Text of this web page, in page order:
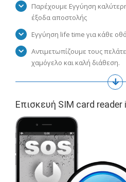
Παρέχουμε Εγγύηση
έξοδα αποστολής
Εγγύηση life time για κάθε
Αντιμετωπίζουμε τους
χαμόγελο και καλή διάθεση.
Επισκευή SIM card reader